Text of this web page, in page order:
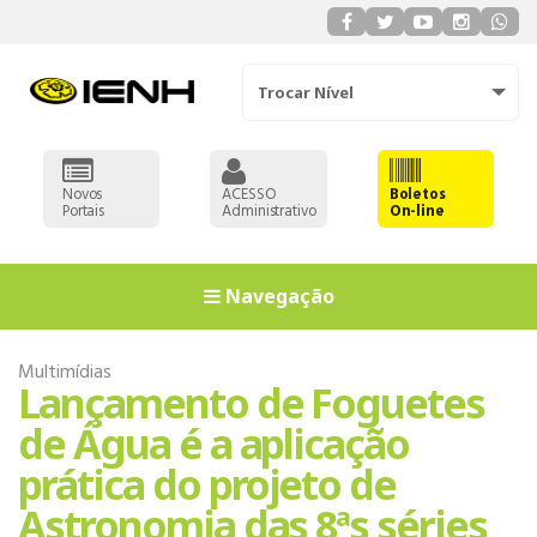
Trocar Nível
Novos
Portais
ACESSO
Administrativo
Boletos
On-line
Navegação
EDUCAÇÃO
Multimídias
Lançamento de Foguetes
de Água é a aplicação
prática do projeto de
Astronomia das 8ªs séries